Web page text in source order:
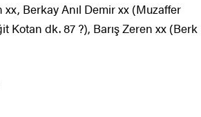
Berkay Anıl Demir xx (Muzaffer
Kotan dk. 87 ?), Barış Zeren xx (Berk